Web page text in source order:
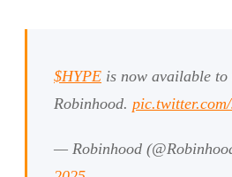
$HYPE is now available to
Robinhood.
— Robinhood